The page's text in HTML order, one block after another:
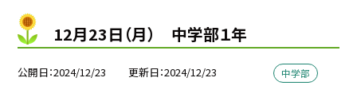
12月23日（月） 中学部１年
公開日 2024/12/23 更新日 2024/12/23 中学部